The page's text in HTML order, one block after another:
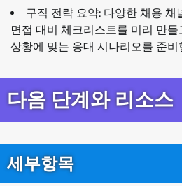
구직 전략 요약: 다양한 채용
면접 대비 체크리스트를 미리 만
상황에 맞는 응대 시나리오를 준비
다음 단계와 리소스
세부항목